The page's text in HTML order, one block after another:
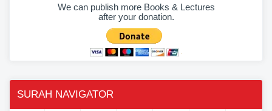
We can publish more Books & Lectures
after your donation.
SURAH NAVIGATOR